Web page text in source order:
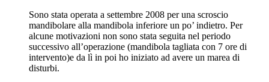
Sono stata operata a settembre 2008 per una scroscio
mandibolare alla mandibola inferiore un po’ indietro. Per
alcune motivazioni non sono stata seguita nel periodo
successivo all’operazione (mandibola tagliata con 7 ore di
intervento)e da lì in poi ho iniziato ad avere un marea di
disturbi.